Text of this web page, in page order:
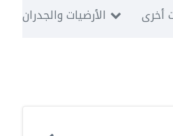
الأرضيات والجدران
أخرى